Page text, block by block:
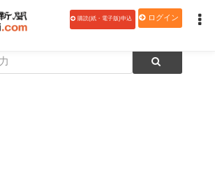
購読(紙・電子版)申込 ログイン